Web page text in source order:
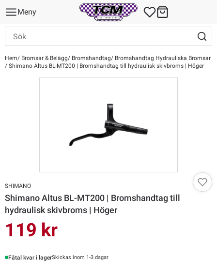
Meny
Hem Bromsar & Belägg Bromshandtag
Bromshandtag Hydrauliska Bromsar
Shimano Altus BL-MT200 | Bromshandtag till hydraulisk skivbroms | Höger
SHIMANO
Shimano Altus BL-MT200 | Bromshandtag till
hydraulisk skivbroms | Höger
119 kr
Fåtal kvar i lagerSkickas inom 1-3 dagar